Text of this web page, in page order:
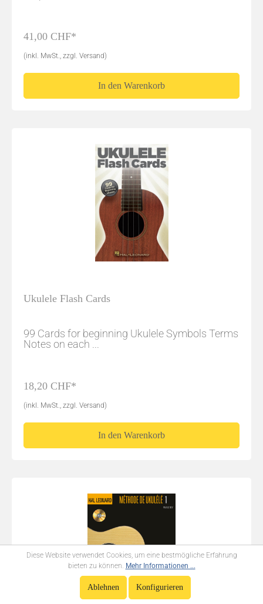
41,00 CHF*
(inkl. MwSt., zzgl. Versand)
In den Warenkorb
Ukulele Flash Cards
99 Cards for beginning Ukulele Symbols Terms
Notes on each ...
18,20 CHF*
(inkl. MwSt., zzgl. Versand)
In den Warenkorb
Diese Website verwendet Cookies, um eine bestmögliche Erfahrung
bieten zu können. Mehr Informationen ...
Ablehnen Konfigurieren